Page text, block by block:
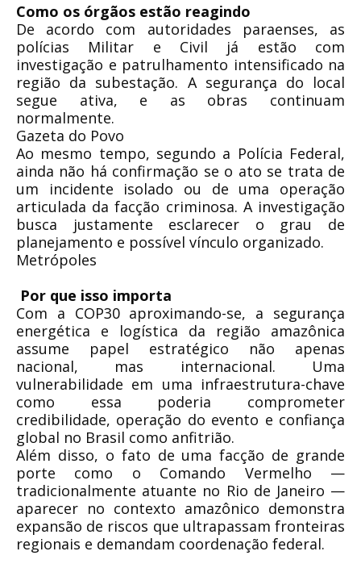
Como os órgãos estão reagindo
De acordo com autoridades paraenses, as
polícias Militar e Civil já estão com
investigação e patrulhamento intensificado na
região da subestação. A segurança do local
segue ativa, e as obras continuam
normalmente.
Gazeta do Povo
Ao mesmo tempo, segundo a Polícia Federal,
ainda não há confirmação se o ato se trata de
um incidente isolado ou de uma operação
articulada da facção criminosa. A investigação
busca justamente esclarecer o grau de
planejamento e possível vínculo organizado.
Metrópoles
Por que isso importa
Com a COP30 aproximando-se, a segurança
energética e logística da região amazônica
assume papel estratégico não apenas
nacional, mas internacional. Uma
vulnerabilidade em uma infraestrutura-chave
como essa poderia comprometer
credibilidade, operação do evento e confiança
global no Brasil como anfitrião.
Além disso, o fato de uma facção de grande
porte como o Comando Vermelho —
tradicionalmente atuante no Rio de Janeiro —
aparecer no contexto amazônico demonstra
expansão de riscos que ultrapassam fronteiras
regionais e demandam coordenação federal.